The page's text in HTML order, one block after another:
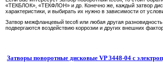
«ТЕКБЛОК», «ТЕКФЛОН» и др. Конечно же, каждый затвор
характеристики, и выбирать их нужно в зависимости от
Затвор межфланцевый tecofi или любая другая
подвергаются воздействию коррозии и других внешних
Затворы поворотные дисковые VP 3448-04 с